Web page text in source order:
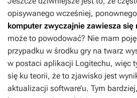
opisywanego wcześniej,
komputer zwyczajnie zawiesza się
może to powodować? Nie mam
przypadku w środku gry na twarz
w postaci aplikacji Logitechu, więc
się ku teorii, że to zjawisko jest
aktualizacji software’u. Tym